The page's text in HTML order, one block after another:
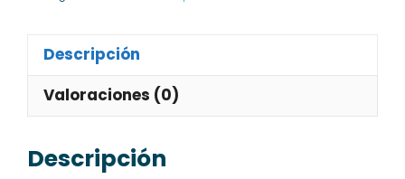
Descripción
Valoraciones (0)
Descripción